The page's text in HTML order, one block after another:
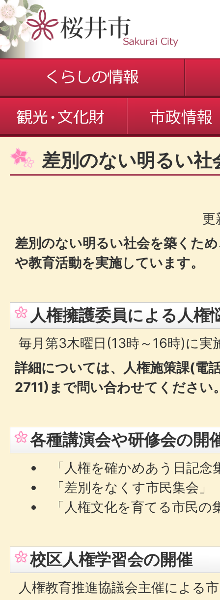
差別のない明るい社
更
差別のない明るい社会を築くた
や教育活動を実施しています。
人権擁護委員による人権
毎月第3木曜日(13時～16時)に実
詳細については、人権施策課(電
2711)まで問い合わせてください
各種講演会や研修会の開
「人権を確かめあう日記念
「差別をなくす市民集会」
「人権文化を育てる市民の
校区人権学習会の開催
人権教育推進協議会主催による